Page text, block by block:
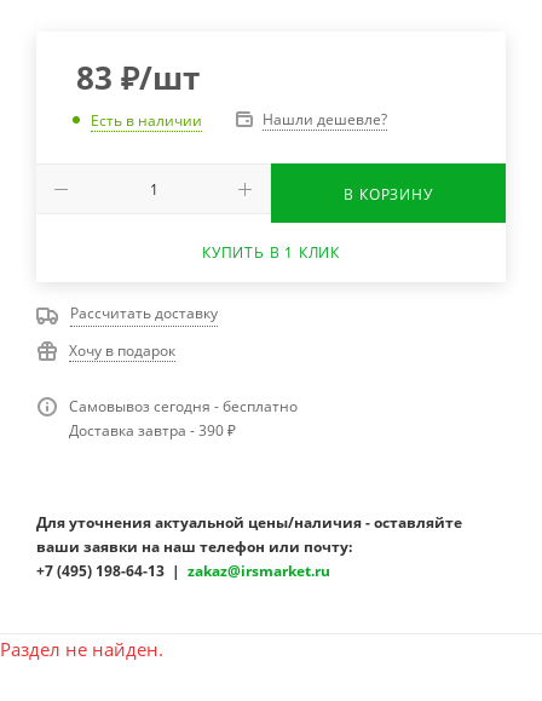
83 ₽/шт
Есть в наличии Нашли дешевле?
В КОРЗИНУ
КУПИТЬ В 1 КЛИК
Рассчитать доставку
Хочу в подарок
Самовывоз сегодня - бесплатно
Доставка завтра - 390 ₽
Для уточнения актуальной цены/наличия - оставляйте
ваши заявки на наш телефон или почту:
+7 (495) 198-64-13 | zakaz@irsmarket.ru
Раздел не найден.